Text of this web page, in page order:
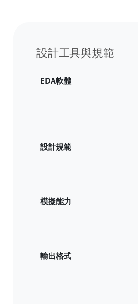
設計工具與規範
EDA軟體
設計規範
模擬能力
輸出格式